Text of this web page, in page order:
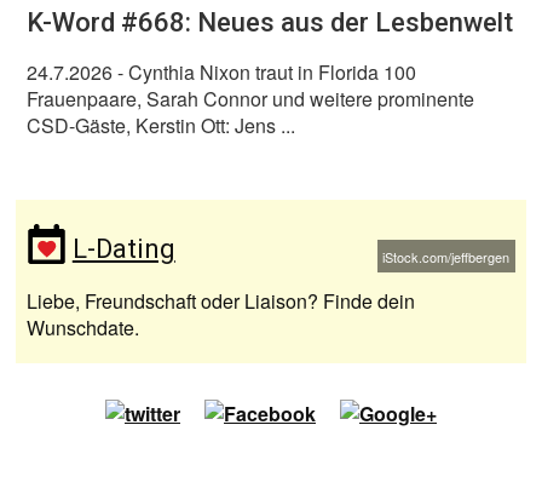
K-Word #668: Neues aus der Lesbenwelt
24.7.2026- Cynthia Nixon traut in Florida 100
Frauenpaare, Sarah Connor und weitere prominente
CSD-Gäste, Kerstin Ott: Jens ...
L-Dating iStock.com/jeffbergen
Liebe, Freundschaft oder Liaison? Finde dein
Wunschdate.